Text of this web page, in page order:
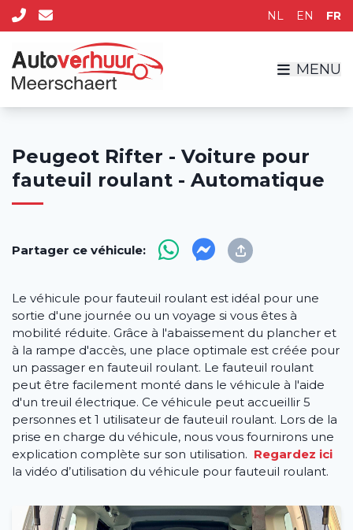
NL EN FR
MENU
Peugeot Rifter - Voiture pour
fauteuil roulant - Automatique
Partager ce véhicule:
Le véhicule pour fauteuil roulant est idéal pour une
sortie d'une journée ou un voyage si vous êtes à
mobilité réduite. Grâce à l'abaissement du plancher et
à la rampe d'accès, une place optimale est créée pour
un passager en fauteuil roulant. Le fauteuil roulant
peut être facilement monté dans le véhicule à l'aide
d'un treuil électrique. Ce véhicule peut accueillir 5
personnes et 1 utilisateur de fauteuil roulant. Lors de la
prise en charge du véhicule, nous vous fournirons une
explication complète sur son utilisation. Regardez ici
la vidéo d’utilisation du véhicule pour fauteuil roulant.